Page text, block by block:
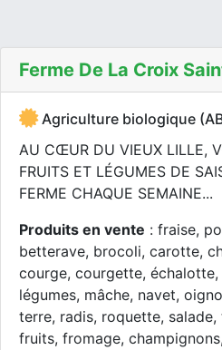
Ferme De La Croix
Agriculture biologique
AU CŒUR DU VIEUX LILLE,
FRUITS ET LÉGUMES DE
FERME CHAQUE SEMAINE...
Produits en vente : fraise,
betterave, brocoli, carotte,
courge, courgette,
légumes, mâche, navet,
terre, radis, roquette,
fruits, fromage,